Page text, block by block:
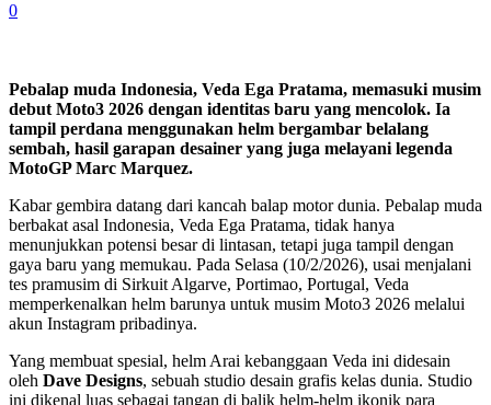
0
Pebalap muda Indonesia, Veda Ega Pratama, memasuki musim
debut Moto3 2026 dengan identitas baru yang mencolok. Ia
tampil perdana menggunakan helm bergambar belalang
sembah, hasil garapan desainer yang juga melayani legenda
MotoGP Marc Marquez.
Kabar gembira datang dari kancah balap motor dunia. Pebalap muda
berbakat asal Indonesia, Veda Ega Pratama, tidak hanya
menunjukkan potensi besar di lintasan, tetapi juga tampil dengan
gaya baru yang memukau. Pada Selasa (10/2/2026), usai menjalani
tes pramusim di Sirkuit Algarve, Portimao, Portugal, Veda
memperkenalkan helm barunya untuk musim Moto3 2026 melalui
akun Instagram pribadinya.
Yang membuat spesial, helm Arai kebanggaan Veda ini didesain
oleh Dave Designs, sebuah studio desain grafis kelas dunia. Studio
ini dikenal luas sebagai tangan di balik helm-helm ikonik para